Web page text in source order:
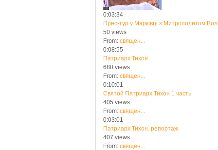
0:03:34
Прес-тур у Марківці з Митрополитом
50 views
From: священ...
0:08:55
Патриарх Тихон
680 views
From: священ...
0:10:01
Святой Патриарх Тихон 1 часть
405 views
From: священ...
0:03:01
Патриарх Тихон. репортаж
407 views
From: священ...